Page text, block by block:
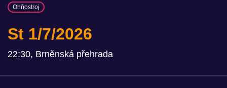
Ohňostroj
St 1/7/2026
22:30, Brněnská přehrada